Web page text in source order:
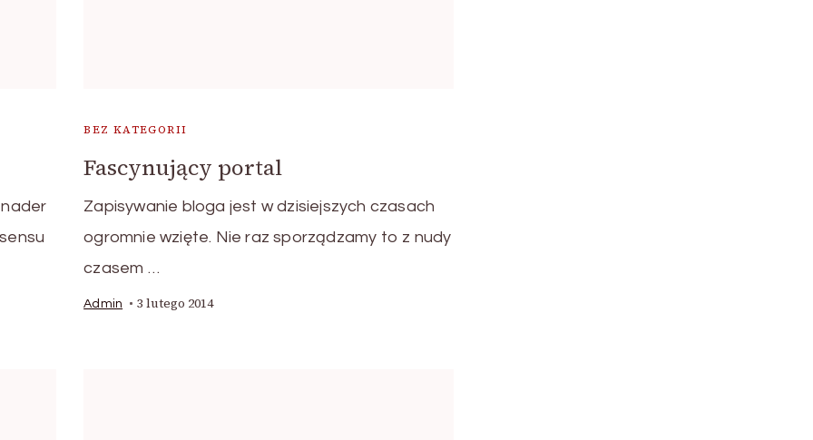
BEZ KATEGORII
Fascynujący portal
Zapisywanie bloga jest w dzisiejszych czasach
ogromnie wzięte. Nie raz sporządzamy to z nudy
czasem …
Admin 3 lutego 2014